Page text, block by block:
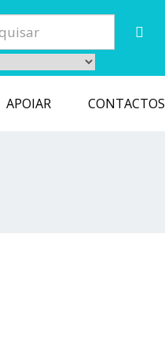
APOIAR CONTACTOS